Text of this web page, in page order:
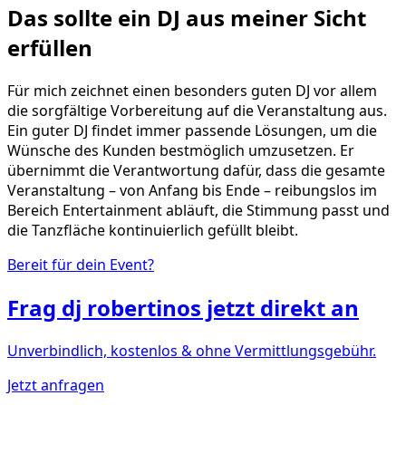
Das sollte ein DJ aus meiner Sicht
erfüllen
Für mich zeichnet einen besonders guten DJ vor allem
die sorgfältige Vorbereitung auf die Veranstaltung aus.
Ein guter DJ findet immer passende Lösungen, um die
Wünsche des Kunden bestmöglich umzusetzen. Er
übernimmt die Verantwortung dafür, dass die gesamte
Veranstaltung – von Anfang bis Ende – reibungslos im
Bereich Entertainment abläuft, die Stimmung passt und
die Tanzfläche kontinuierlich gefüllt bleibt.
Bereit für dein Event?
Frag dj robertinos jetzt direkt an
Unverbindlich, kostenlos & ohne Vermittlungsgebühr.
Jetzt anfragen